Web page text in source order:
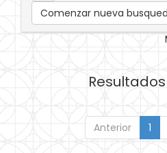
Comenzar nueva
Resultados
Anterior 1